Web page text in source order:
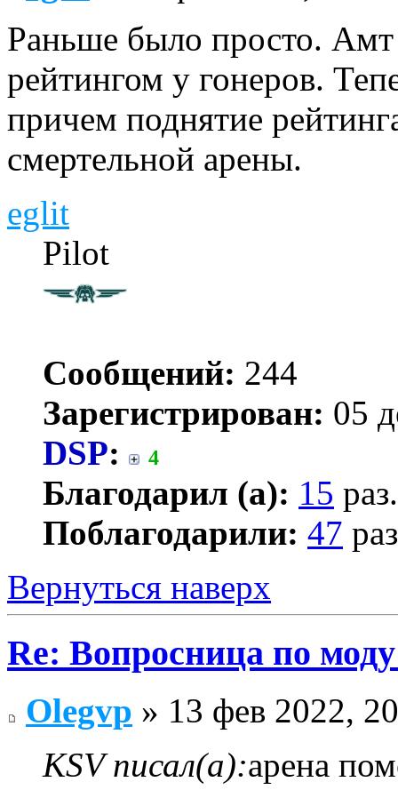
Раньше было просто.
рейтингом у гонеров.
причем поднятие
смертельной арены.
eglit
Pilot
Сообщений: 244
Зарегистрирован: 05
DSP: 4
Благодарил (а): 15 раз.
Поблагодарили: 47
Вернуться наверх
Re: Вопросница по
Olegvp » 13 фев 2022,
KSV писал(а):арена